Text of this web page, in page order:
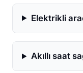
Elektrikli
Akıllı saat